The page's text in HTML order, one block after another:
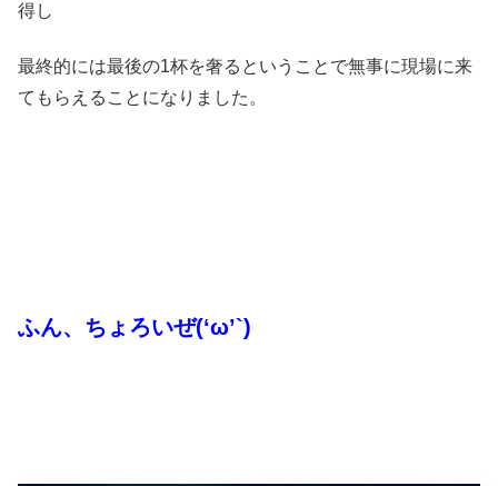
得し
最終的には最後の1杯を奢るということで無事に現場に来
てもらえることになりました。
ふん、ちょろいぜ(‘ω’`)